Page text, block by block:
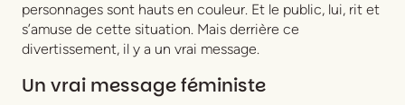
personnages sont hauts en couleur. Et le public, lui, rit et
s’amuse de cette situation. Mais derrière ce
divertissement, il y a un vrai message.
Un vrai message féministe